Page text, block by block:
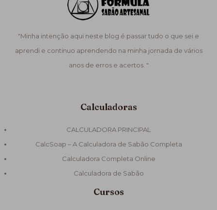
"Minha intenção aqui neste blog é passar tudo o que sei e
aprendi e continuo aprendendo na minha jornada de vários
anos de erros e acertos. "
Calculadoras
CALCULADORA PRINCIPAL
CalcSoap – A Calculadora de Sabão Completa
Calculadora Completa Online
Calculadora de Sabão
Cursos